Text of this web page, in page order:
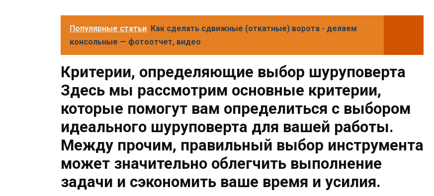
Популярные статьи Как сделать сдвижные (откатные) ворота - делаем
консольные — фотоотчет, видео
Критерии, определяющие выбор шуруповерта
Здесь мы рассмотрим основные критерии,
которые помогут вам определиться с выбором
идеального шуруповерта для вашей работы.
Между прочим, правильный выбор инструмента
может значительно облегчить выполнение
задачи и сэкономить ваше время и усилия.